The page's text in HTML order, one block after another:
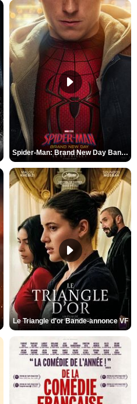
Spider-Man: Brand New Day Bande-annonce VO STFR
Le Triangle d'or Bande-annonce VF